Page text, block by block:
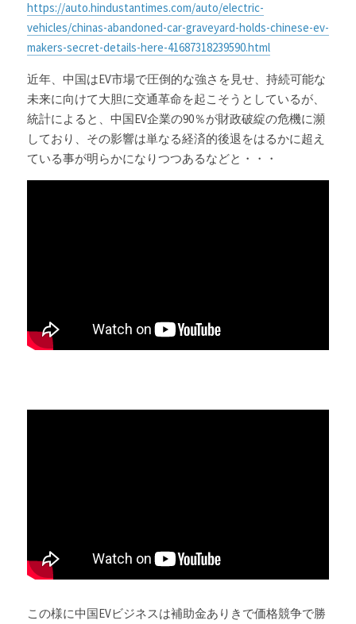
https://auto.hindustantimes.com/auto/electric-
vehicles/chinas-abandoned-car-graveyard-holds-chinese-ev-
makers-secret-details-here-41687318239590.html
近年、中国はEV市場で圧倒的な強さを見せ、持続可能な
未来に向けて大胆に交通革命を起こそうとしているが、
統計によると、中国EV企業の90％が財政破綻の危機に瀕
しており、その影響は単なる経済的後退をはるかに超え
ている事が明らかになりつつあるなどと・・・
この様に中国EVビジネスは補助金ありきで価格競争で勝